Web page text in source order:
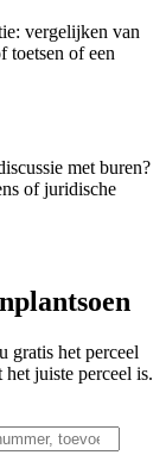
vergelijken van
toetsen of een
met buren?
of juridische
gratis het perceel
juiste perceel is.